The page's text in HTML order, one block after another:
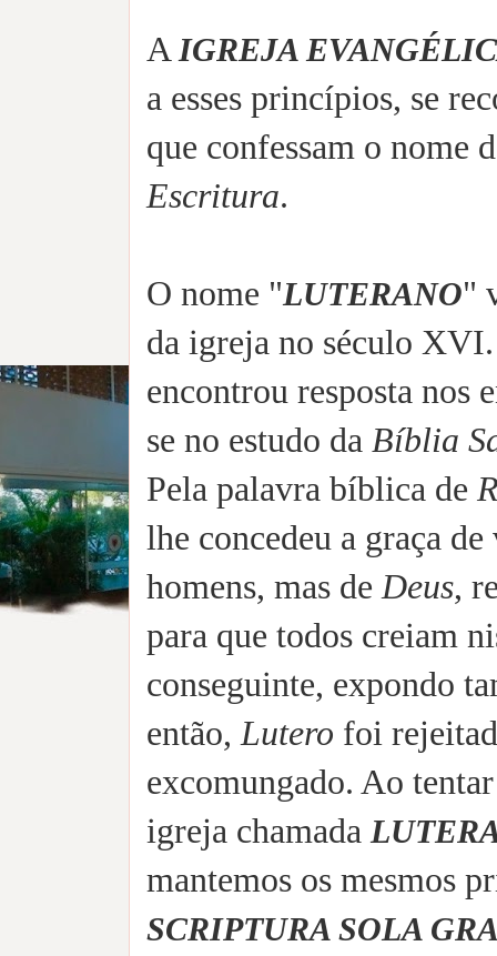
A IGREJA
a esses princípios, se
que confessam o nome
Escritura.
O nome "LUTERANO"
da igreja no século
encontrou resposta nos
se no estudo da Bíblia
Pela palavra bíblica de
lhe concedeu a graça
homens, mas de Deus,
para que todos creiam
conseguinte, expondo
então, Lutero foi
excomungado. Ao
igreja chamada
mantemos os mesmos
SCRIPTURA SOLA